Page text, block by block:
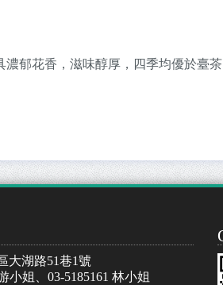
郁花香，滋味醇厚，四季均優於臺
大湖路51巷1號
小姐、03-5185161 林小姐